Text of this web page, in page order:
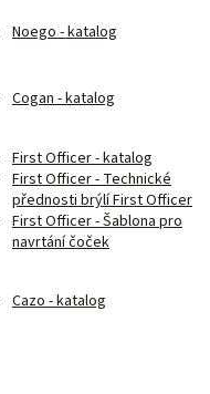
Noego - katalog
Cogan - katalog
First Officer - katalog
First Officer - Technické
přednosti brýlí First Officer
First Officer - Šablona pro
navrtání čoček
Cazo - katalog